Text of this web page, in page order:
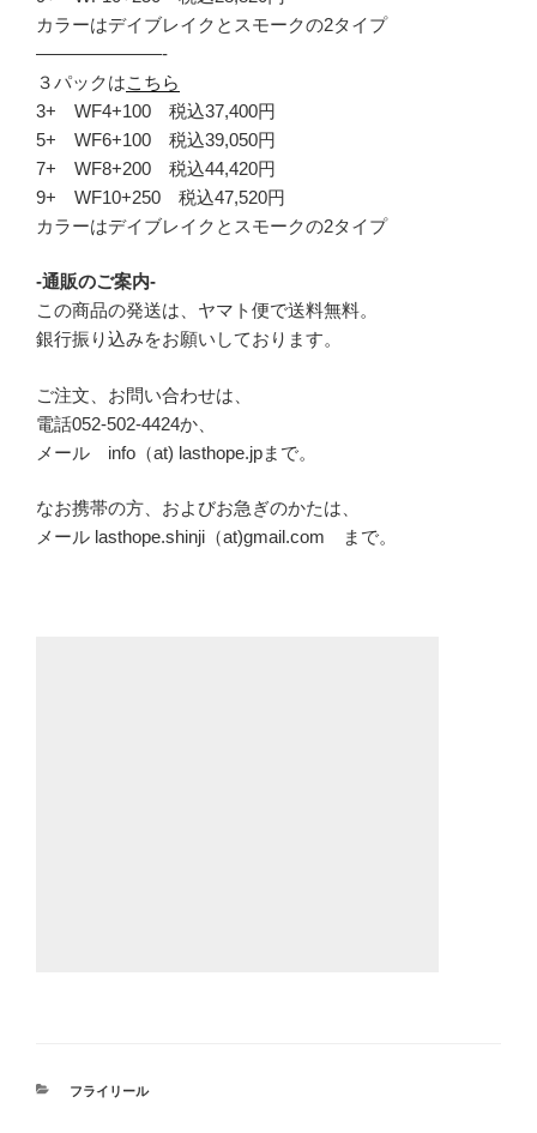
カラーはデイブレイクとスモークの2タイプ
———————-
３パックはこちら
3+ WF4+100 税込37,400円
5+ WF6+100 税込39,050円
7+ WF8+200 税込44,420円
9+ WF10+250 税込47,520円
カラーはデイブレイクとスモークの2タイプ
-通販のご案内-
この商品の発送は、ヤマト便で送料無料。
銀行振り込みをお願いしております。
ご注文、お問い合わせは、
電話052-502-4424か、
メール info（at) lasthope.jpまで。
なお携帯の方、およびお急ぎのかたは、
メール lasthope.shinji（at)gmail.com まで。
カ
フライリール